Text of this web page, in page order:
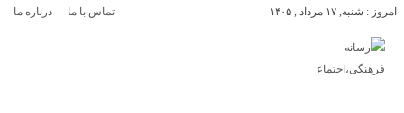
امروز : شنبه, ۱۷ مرداد , ۱۴۰۵ تماس با ما درباره ما